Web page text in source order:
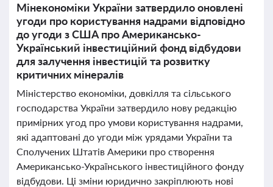
Мінекономіки України затвердило оновлені
угоди про користування надрами відповідно
до угоди з США про Американсько-
Український інвестиційний фонд відбудови
для залучення інвестицій та розвитку
критичних мінералів
Міністерство економіки, довкілля та сільського
господарства України затвердило нову редакцію
примірних угод про умови користування надрами,
які адаптовані до угоди між урядами України та
Сполучених Штатів Америки про створення
Американсько-Українського інвестиційного фонду
відбудови. Ці зміни юридично закріплюють нові